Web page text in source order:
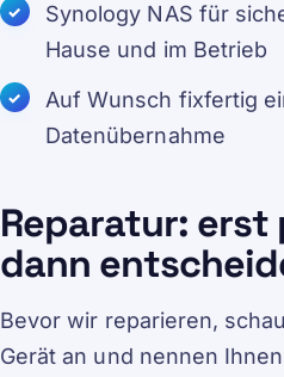
Synology NAS für
Hause und im Betrieb
Auf Wunsch fixfertig
Datenübernahme
Reparatur: erst
dann
Bevor wir reparieren,
Gerät an und nennen